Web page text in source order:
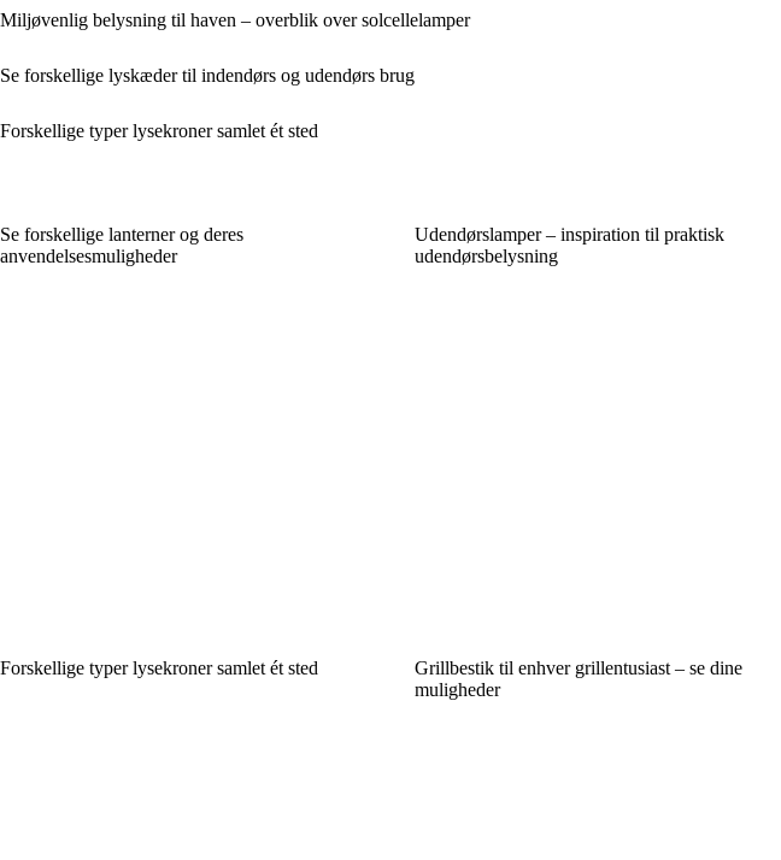
Miljøvenlig belysning til haven – overblik over solcellelamper
Se forskellige lyskæder til indendørs og udendørs brug
Forskellige typer lysekroner samlet ét sted
Se forskellige lanterner og deres
anvendelsesmuligheder
Udendørslamper – inspiration til praktisk
udendørsbelysning
Forskellige typer lysekroner samlet ét sted
Grillbestik til enhver grillentusiast – se dine
muligheder